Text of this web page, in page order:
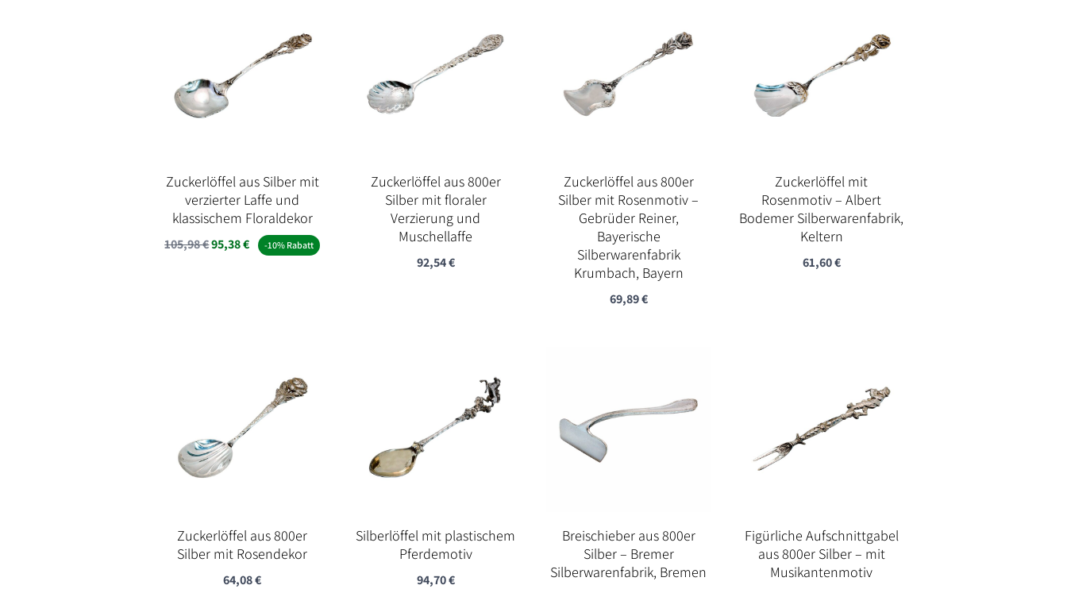
Zuckerlöffel aus Silber mit
verzierter Laffe und
klassischem Floraldekor
105,98€95,38€ -10% Rabatt
Zuckerlöffel aus 800er
Silber mit floraler
Verzierung und
Muschellaffe
92,54€
Zuckerlöffel aus 800er
Silber mit Rosenmotiv –
Gebrüder Reiner,
Bayerische
Silberwarenfabrik
Krumbach, Bayern
69,89€
Zuckerlöffel mit
Rosenmotiv – Albert
Bodemer Silberwarenfabrik,
Keltern
61,60€
Zuckerlöffel aus 800er
Silber mit Rosendekor
64,08€
Silberlöffel mit plastischem
Pferdemotiv
94,70€
Breischieber aus 800er
Silber – Bremer
Silberwarenfabrik, Bremen
Figürliche Aufschnittgabel
aus 800er Silber – mit
Musikantenmotiv